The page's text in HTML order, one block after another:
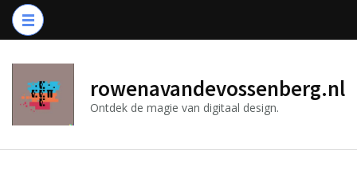
Ga
naar
(druk
Enter)
rowenavandevossenberg.nl
Ontdek de magie van digitaal design.